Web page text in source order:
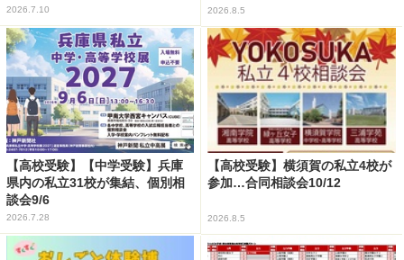
2026.7.10 2026.8.5
【高校受験】【中学受験】兵庫
県内の私立31校が集結、個別相
談会9/6
2026.7.28
【高校受験】横須賀の私立4校が
参加…合同相談会10/12
2026.8.5